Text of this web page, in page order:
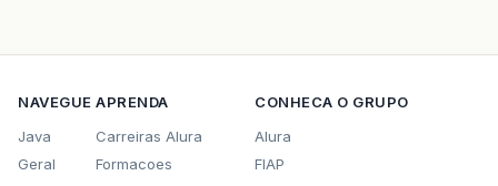
NAVEGUE
Java
Geral
APRENDA
Carreiras Alura
Formacoes
CONHECA O GRUPO
Alura
FIAP